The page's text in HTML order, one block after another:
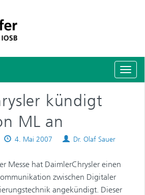
kündigt
ML an
Published
4. Mai 2007 Authors
Dr. Olaf Sauer
Messe hat DaimlerChrysler einen
zwischen Digitaler
angekündigt. Dieser